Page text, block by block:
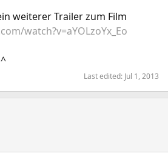
weiterer Trailer zum Film
watch?v=aYOLzoYx_Eo
Last edited: Jul 1, 2013